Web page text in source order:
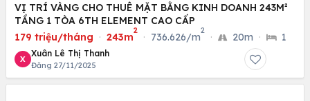
VỊ TRÍ VÀNG CHO THUÊ MẶT BẰNG KINH DOANH 243M²
TẦNG 1 TÒA 6TH ELEMENT CAO CẤP
179 triệu/tháng · 243m
2
· 736.626/m
2
· 20m · 1
X
Xuân Lê Thị Thanh
Đăng 27/11/2025